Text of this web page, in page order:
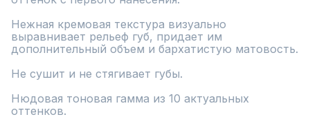
Нежная кремовая текстура визуально
выравнивает рельеф губ, придает им
дополнительный объем и бархатистую матовость.
Не сушит и не стягивает губы.
Нюдовая тоновая гамма из 10 актуальных
оттенков.